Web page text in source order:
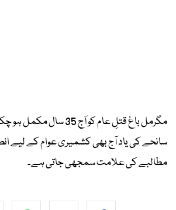
مگرمل باغ قتلِ عام کو آج 35
سانحے کی یاد آج بھی کشمیری عوام کے لیے
مطالبے کی علامت سمجھی جاتی ہے۔